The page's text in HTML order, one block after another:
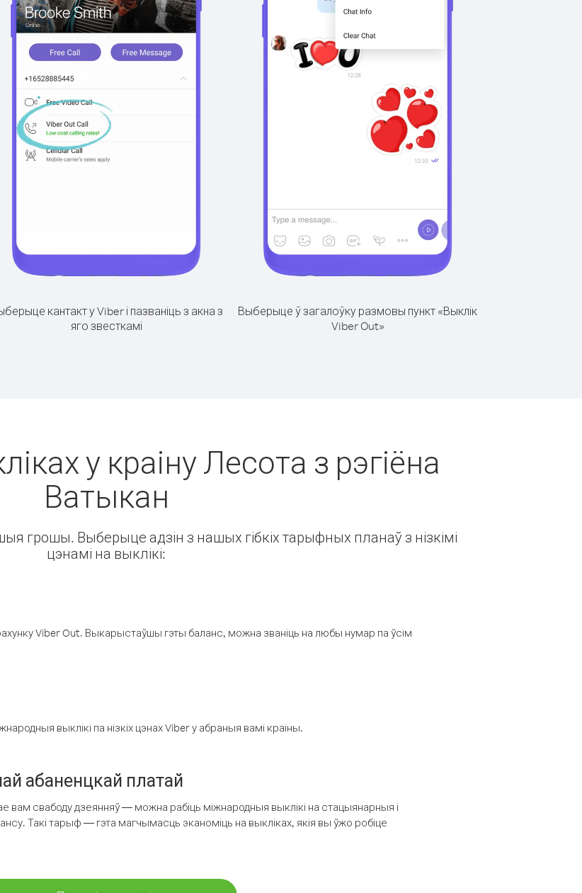
кантакт у Viber і пазваніць з акна з
яго звесткамі
Выберыце ў загалоўку размовы пункт «Выклік
Viber Out»
у краіну Лесота з рэгіёна
Ватыкан
грошы. Выберыце адзін з нашых гібкіх тарыфных планаў з нізкімі
цэнамі на выклікі:
Viber Out. Выкарыстаўшы гэты баланс, можна званіць на любы нумар па ўсім
выклікі па нізкіх цэнах Viber у абраныя вамі краіны.
абаненцкай платай
свабоду дзеянняў — можна рабіць міжнародныя выклікі на стацыянарныя і
Такі тарыф — гэта магчымасць эканоміць на выкліках, якія вы ўжо робіце